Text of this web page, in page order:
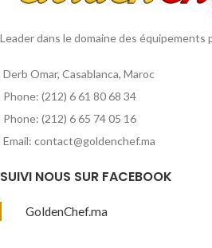
Leader dans le domaine des équipements
Derb Omar, Casablanca, Maroc
Phone: (212) 6 61 80 68 34
Phone: (212) 6 65 74 05 16
Email: contact@goldenchef.ma
SUIVI NOUS SUR FACEBOOK
GoldenChef.ma